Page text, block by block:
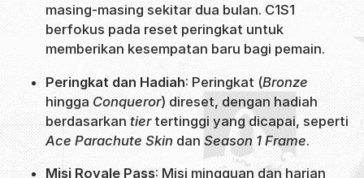
masing-masing sekitar dua bulan. C1S1
berfokus pada reset peringkat untuk
memberikan kesempatan baru bagi pemain.
Peringkat dan Hadiah: Peringkat (Bronze
hinggaConqueror) direset, dengan hadiah
berdasarkantiertertinggi yang dicapai, seperti
Ace Parachute Skin dan Season 1 Frame.
Misi Royale Pass: Misi mingguan dan harian